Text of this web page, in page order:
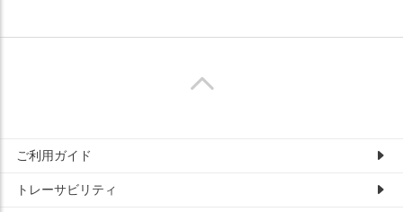
ご利用ガイド
トレーサビリティ